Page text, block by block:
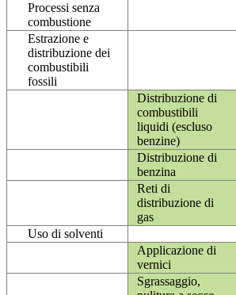
Processi senza
combustione
Estrazione e
distribuzione dei
combustibili
fossili
Distribuzione di
combustibili
liquidi (escluso
benzine)
Distribuzione di
benzina
Reti di
distribuzione di
gas
Uso di solventi
Applicazione di
vernici
Sgrassaggio,